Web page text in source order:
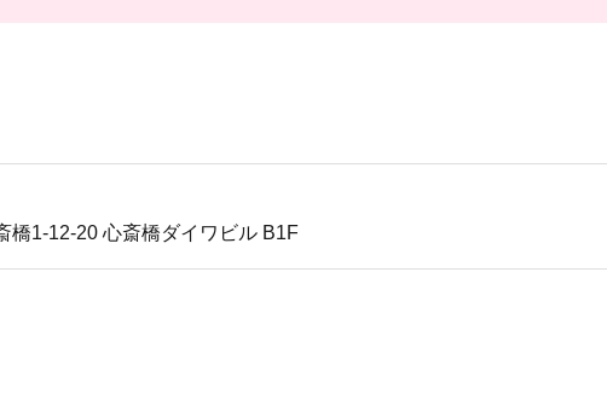
橋1-12-20 心斎橋ダイワビル B1F